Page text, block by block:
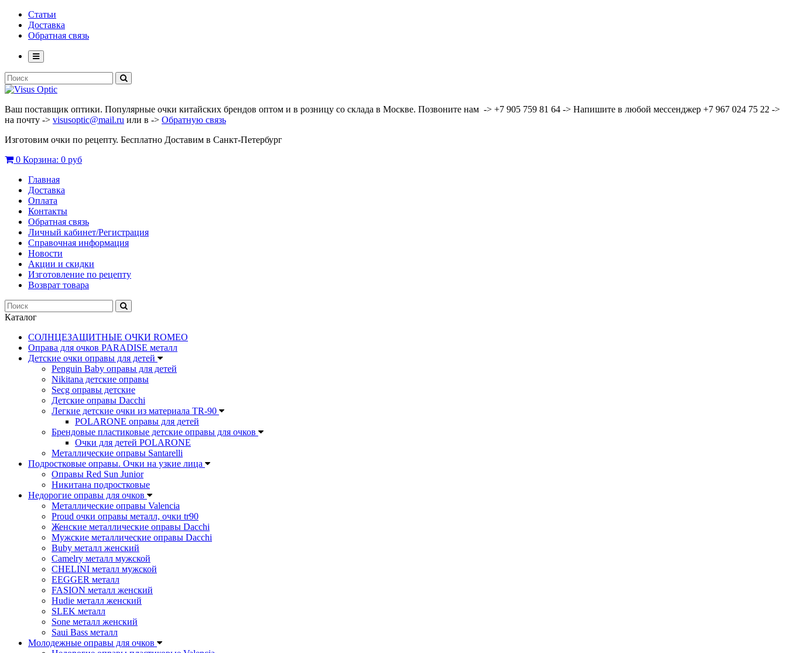
Статьи
Доставка
Обратная связь
Ваш поставщик оптики. Популярные очки китайских брендов оптом и в розницу со склада в Москве. Позвоните нам -> +7 905 759 81 64 -> Напишите в любой мессенджер +7 967 024 75 22 ->
на почту -> visusoptic@mail.ru или в -> Обратную связь
Изготовим очки по рецепту. Бесплатно Доставим в Санкт-Петербург
0 Корзина: 0 руб
Главная
Доставка
Оплата
Контакты
Обратная связь
Личный кабинет/Регистрация
Справочная информация
Новости
Акции и скидки
Изготовление по рецепту
Возврат товара
Каталог
СОЛНЦЕЗАЩИТНЫЕ ОЧКИ ROMEO
Оправа для очков PARADISE металл
Детские очки оправы для детей
Penguin Baby оправы для детей
Nikitana детские оправы
Secg оправы детские
Детские оправы Dacchi
Легкие детские очки из материала TR-90
POLARONE оправы для детей
Брендовые пластиковые детские оправы для очков
Очки для детей POLARONE
Металлические оправы Santarelli
Подростковые оправы. Очки на узкие лица
Оправы Red Sun Junior
Никитана подростковые
Недорогие оправы для очков
Металлические оправы Valencia
Proud очки оправы металл, очки tr90
Женские металлические оправы Dacchi
Мужские металлические оправы Dacchi
Buby металл женский
Camelry металл мужской
CHELINI металл мужской
EEGGER металл
FASION металл женский
Hudie металл женский
SLEK металл
Sone металл женский
Saui Bass металл
Молодежные оправы для очков